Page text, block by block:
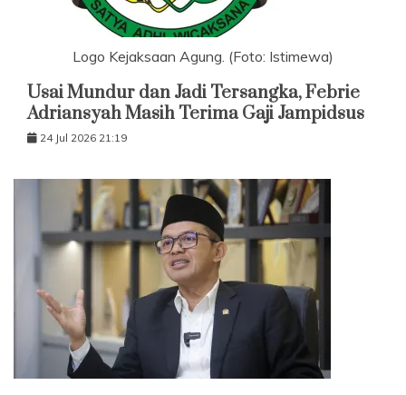
Logo Kejaksaan Agung. (Foto: Istimewa)
Usai Mundur dan Jadi Tersangka, Febrie
Adriansyah Masih Terima Gaji Jampidsus
24 Jul 2026 21:19